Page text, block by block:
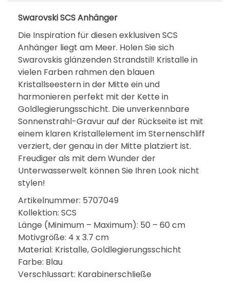
Swarovski SCS Anhänger
Die Inspiration für diesen exklusiven SCS
Anhänger liegt am Meer. Holen Sie sich
Swarovskis glänzenden Strandstil! Kristalle in
vielen Farben rahmen den blauen
Kristallseestern in der Mitte ein und
harmonieren perfekt mit der Kette in
Goldlegierungsschicht. Die unverkennbare
Sonnenstrahl-Gravur auf der Rückseite ist mit
einem klaren Kristallelement im Sternenschliff
verziert, der genau in der Mitte platziert ist.
Freudiger als mit dem Wunder der
Unterwasserwelt können Sie Ihren Look nicht
stylen!
Artikelnummer: 5707049
Kollektion: SCS
Länge (Minimum – Maximum): 50 – 60 cm
Motivgröße: 4 x 3.7 cm
Material: Kristalle, Goldlegierungsschicht
Farbe: Blau
Verschlussart: Karabinerschließe